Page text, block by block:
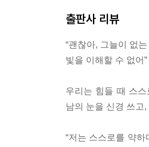
출판사 리뷰
“괜찮아, 그늘이 없
빛을 이해할 수 없어”
우리는 힘들 때 스
남의 눈을 신경 쓰고
“저는 스스로를 약